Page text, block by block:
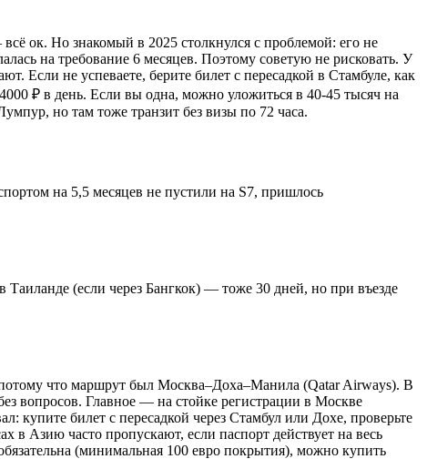
ок. Но знакомый в 2025 столкнулся с проблемой: его не
на требование 6 месяцев. Поэтому советую не рисковать. У
Если не успеваете, берите билет с пересадкой в Стамбуле, как
₽ в день. Если вы одна, можно уложиться в 40-45 тысяч на
но там тоже транзит без визы по 72 часа.
на 5,5 месяцев не пустили на S7, пришлось
Таиланде (если через Бангкок) — тоже 30 дней, но при въезде
что маршрут был Москва–Доха–Манила (Qatar Airways). В
вопросов. Главное — на стойке регистрации в Москве
купите билет с пересадкой через Стамбул или Дохе, проверьте
в Азию часто пропускают, если паспорт действует на весь
(минимальная 100 евро покрытия), можно купить